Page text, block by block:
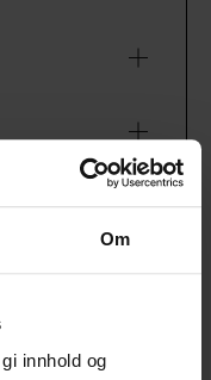
Om
innhold og